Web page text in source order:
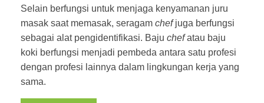
Selain berfungsi untuk menjaga kenyamanan juru
masak saat memasak, seragam chefjuga berfungsi
sebagai alat pengidentifikasi. Baju chefatau baju
koki berfungsi menjadi pembeda antara satu profesi
dengan profesi lainnya dalam lingkungan kerja yang
sama.